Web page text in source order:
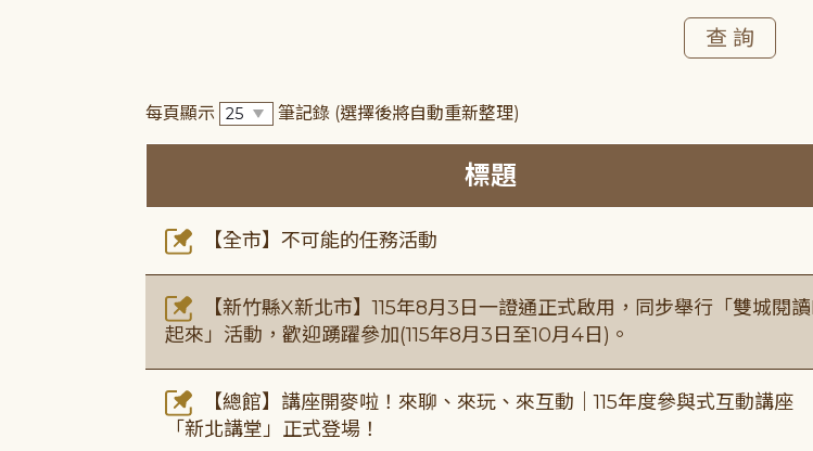
每頁顯示 筆記錄 (選擇後將自動重新整理)
標題
【全市】不可能的任務活動
【新竹縣X新北市】115年8月3日一證通正式啟用，同步舉行「雙城閱
起來」活動，歡迎踴躍參加(115年8月3日至10月4日)。
【總館】講座開麥啦！來聊、來玩、來互動｜115年度參與式互動講座
「新北講堂」正式登場！